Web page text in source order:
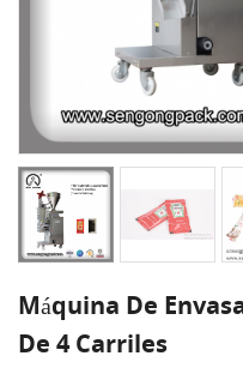
Máquina De
De 4 Carriles